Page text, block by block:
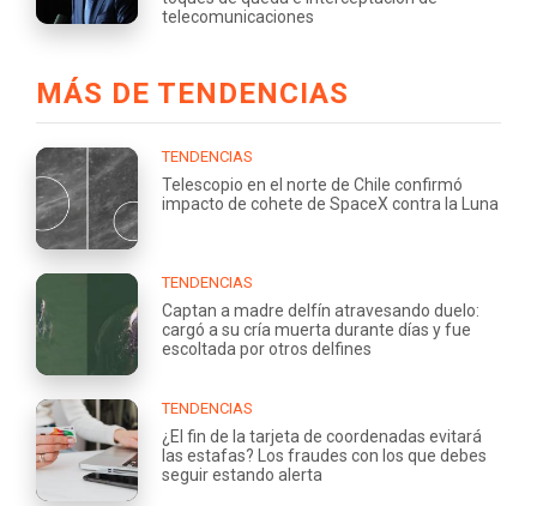
telecomunicaciones
MÁS DE TENDENCIAS
TENDENCIAS
Telescopio en el norte de Chile confirmó
impacto de cohete de SpaceX contra la Luna
TENDENCIAS
Captan a madre delfín atravesando duelo:
cargó a su cría muerta durante días y fue
escoltada por otros delfines
TENDENCIAS
¿El fin de la tarjeta de coordenadas evitará
las estafas? Los fraudes con los que debes
seguir estando alerta